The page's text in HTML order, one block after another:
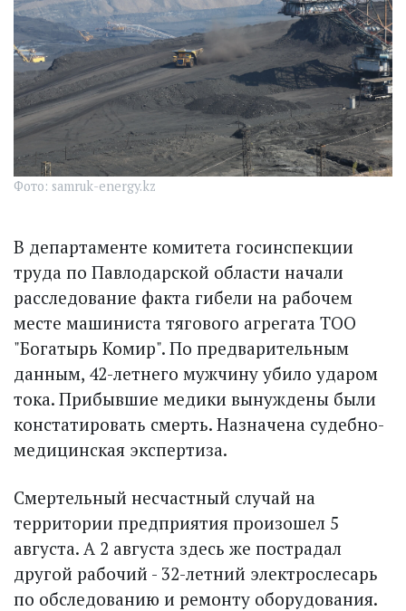
Фото: samruk-energy.kz
В департаменте комитета госинспекции
труда по Павлодарской области начали
расследование факта гибели на рабочем
месте машиниста тягового агрегата ТОО
"Богатырь Комир". По предварительным
данным, 42-летнего мужчину убило ударом
тока. Прибывшие медики вынуждены были
констатировать смерть. Назначена судебно-
медицинская экспертиза.
Смертельный несчастный случай на
территории предприятия произошел 5
августа. А 2 августа здесь же пострадал
другой рабочий - 32-летний электрослесарь
по обследованию и ремонту оборудования.